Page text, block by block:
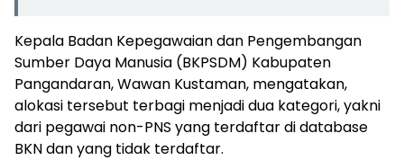
Kepala Badan Kepegawaian dan Pengembangan
Sumber Daya Manusia (BKPSDM) Kabupaten
Pangandaran, Wawan Kustaman, mengatakan,
alokasi tersebut terbagi menjadi dua kategori, yakni
dari pegawai non-PNS yang terdaftar di database
BKN dan yang tidak terdaftar.